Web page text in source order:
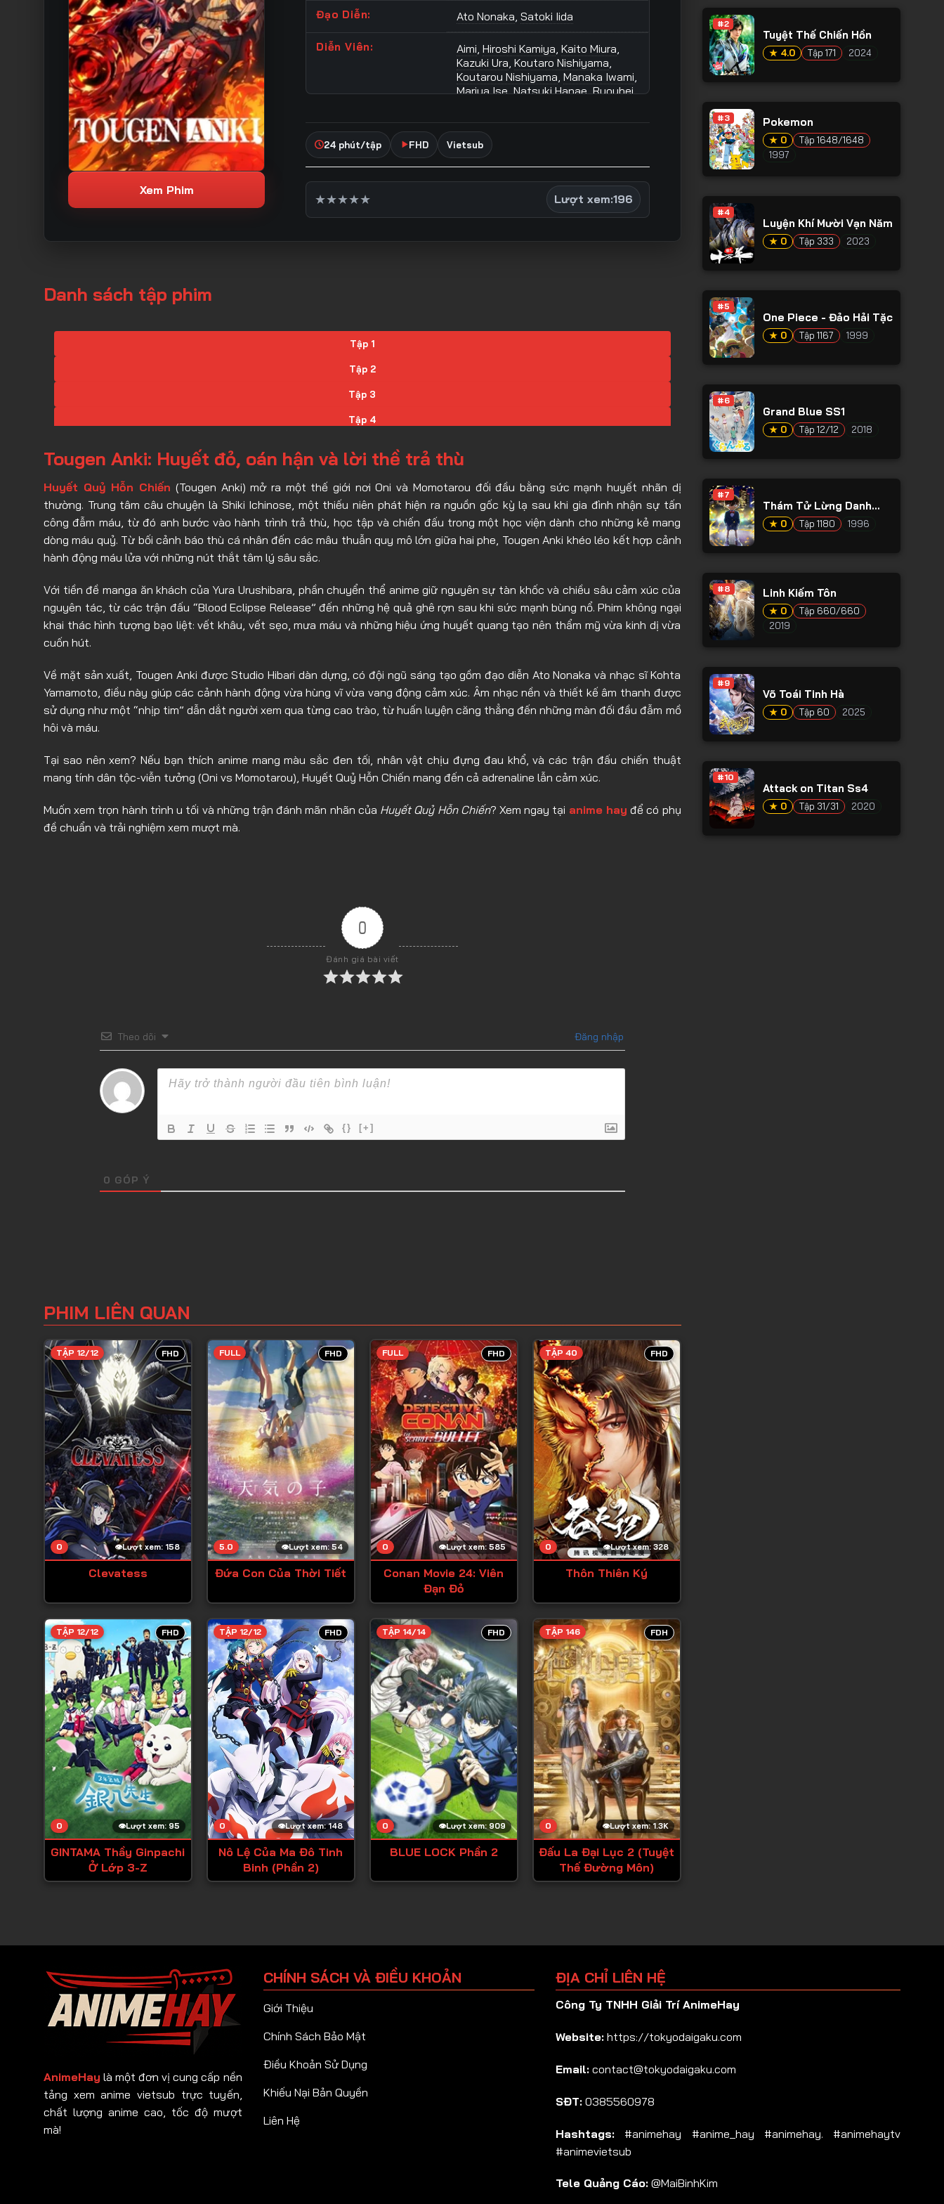
Xem Phim
Đạo Diễn: Ato Nonaka Satoki Iida
Diễn Viên: Aimi Hiroshi Kamiya Kaito Miura
Kazuki Ura Koutaro Nishiyama
Koutarou Nishiyama Manaka Iwami
Mariya Ise Natsuki Hanae Ryouhei
Thể Loại: Anime Bộ
Chính Kịch,Hành Động,Hoạt Hình,
Phiêu Lưu,Shounen,Thần Thoại,Võ
vietsub,Vietsub Tougen Anki anime
24 phút/tập FHD Vietsub
★★★★★ Lượt xem:196
Danh sách tập phim
Tập 1
Tập 2
Tập 3
Tập 4
Tập 6
Tập 7
Tập 8
Tập 9
Tập 11
Tập 12
Tougen Anki: Huyết đỏ, oán hận và lời thề trả thù
Huyết Quỷ Hỗn Chiến (Tougen Anki) mở ra một thế giới nơi Oni và Momotarou đối đầu bằng sức mạnh huyết nhãn dị
thường. Trung tâm câu chuyện là Shiki Ichinose, một thiếu niên phát hiện ra nguồn gốc kỳ lạ sau khi gia đình nhận sự tấn
công đẫm máu, từ đó anh bước vào hành trình trả thù, học tập và chiến đấu trong một học viện dành cho những kẻ mang
dòng máu quỷ. Từ bối cảnh báo thù cá nhân đến các mâu thuẫn quy mô lớn giữa hai phe, Tougen Anki khéo léo kết hợp cảnh
hành động máu lửa với những nút thắt tâm lý sâu sắc.
Với tiền đề manga ăn khách của Yura Urushibara, phần chuyển thể anime giữ nguyên sự tàn khốc và chiều sâu cảm xúc của
nguyên tác, từ các trận đấu “Blood Eclipse Release” đến những hệ quả ghê rợn sau khi sức mạnh bùng nổ. Phim không ngại
khai thác hình tượng bạo liệt: vết khâu, vết sẹo, mưa máu và những hiệu ứng huyết quang tạo nên thẩm mỹ vừa kinh dị vừa
cuốn hút.
Về mặt sản xuất, Tougen Anki được Studio Hibari dàn dựng, có đội ngũ sáng tạo gồm đạo diễn Ato Nonaka và nhạc sĩ Kohta
Yamamoto, điều này giúp các cảnh hành động vừa hùng vĩ vừa vang động cảm xúc. Âm nhạc nền và thiết kế âm thanh được
sử dụng như một “nhịp tim” dẫn dắt người xem qua từng cao trào, từ huấn luyện căng thẳng đến những màn đối đầu đẫm mồ
hôi và máu.
Tại sao nên xem? Nếu bạn thích anime mang màu sắc đen tối, nhân vật chịu đựng đau khổ, và các trận đấu chiến thuật
mang tính dân tộc-viễn tưởng (Oni vs Momotarou), Huyết Quỷ Hỗn Chiến mang đến cả adrenaline lẫn cảm xúc.
Muốn xem trọn hành trình u tối và những trận đánh mãn nhãn của Huyết Quỷ Hỗn Chiến? Xem ngay tại anime hay để có phụ
đề chuẩn và trải nghiệm xem mượt mà.
0
Đánh giá bài viết
Theo dõi Đăng nhập
{} [+]
0 GÓP Ý
PHIM LIÊN QUAN
FHD
Lượt xem: 158
0
TẬP 12/12
Clevatess
FHD
Lượt xem: 54
5.0
FULL
Đứa Con Của Thời Tiết
FHD
Lượt xem: 585
0
FULL
Conan Movie 24: Viên
Đạn Đỏ
FHD
Lượt xem: 328
0
TẬP 40
Thôn Thiên Ký
FHD
Lượt xem: 95
0
TẬP 12/12
GINTAMA Thầy Ginpachi
Ở Lớp 3-Z
FHD
Lượt xem: 148
0
TẬP 12/12
Nô Lệ Của Ma Đô Tinh
Binh (Phần 2)
FHD
Lượt xem: 909
0
TẬP 14/14
BLUE LOCK Phần 2
FDH
Lượt xem: 1.3K
0
TẬP 146
Đấu La Đại Lục 2 (Tuyệt
Thế Đường Môn)
#2
Tuyệt Thế Chiến Hồn
★ 4.0 Tập 171 2024
#3 Pokemon
★ 0
Tập 1648/1648
1997
#4
Luyện Khí Mười Vạn Năm
★ 0 Tập 333 2023
#5
One Piece - Đảo Hải Tặc
★ 0 Tập 1167 1999
#6
Grand Blue SS1
★ 0 Tập 12/12 2018
#7
Thám Tử Lừng Danh
Conan
★ 0 Tập 1180 1996
#8 Linh Kiếm Tôn
★ 0
Tập 660/660
2019
#9
Võ Toái Tinh Hà
★ 0 Tập 60 2025
#10
Attack on Titan Ss4
★ 0 Tập 31/31 2020
AnimeHay là một đơn vị cung cấp nền
tảng xem anime vietsub trực tuyến,
chất lượng anime cao, tốc độ mượt
mà!
CHÍNH SÁCH VÀ ĐIỀU KHOẢN
Giới Thiệu
Chính Sách Bảo Mật
Điều Khoản Sử Dụng
Khiếu Nại Bản Quyền
Liên Hệ
ĐỊA CHỈ LIÊN HỆ
Công Ty TNHH Giải Trí AnimeHay
Website: https://tokyodaigaku.com
Email: contact@tokyodaigaku.com
SĐT: 0385560978
Hashtags: #animehay #anime_hay #animehay. #animehaytv
#animevietsub
Tele Quảng Cáo: @MaiBinhKim